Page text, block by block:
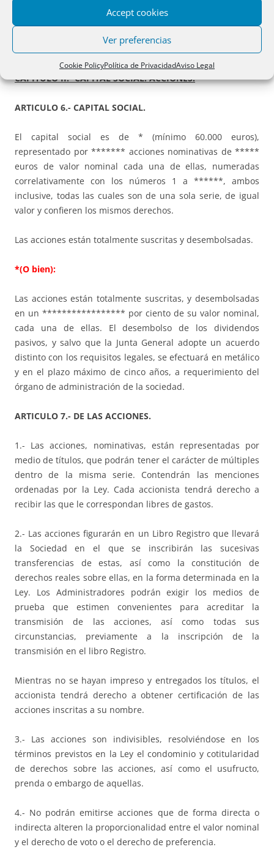
Accept cookies
Ver preferencias
Cookie PolicyPolítica de PrivacidadAviso Legal
CAPÍTULO II.- CAPITAL SOCIAL. ACCIONES.
ARTICULO 6.- CAPITAL SOCIAL.
El capital social es de * (mínimo 60.000 euros),
representado por ******* acciones nominativas de *****
euros de valor nominal cada una de ellas, numeradas
correlativamente con los números 1 a ******, ambos
inclusive, todas las cuales son de una sola serie, de igual
valor y confieren los mismos derechos.
Las acciones están totalmente suscritas y desembolsadas.
*(O bien):
Las acciones están totalmente suscritas, y desembolsadas
en un ***************** por ciento de su valor nominal,
cada una de ellas. El desembolso de los dividendos
pasivos, y salvo que la Junta General adopte un acuerdo
distinto con los requisitos legales, se efectuará en metálico
y en el plazo máximo de cinco años, a requerimiento del
órgano de administración de la sociedad.
ARTICULO 7.- DE LAS ACCIONES.
1.- Las acciones, nominativas, están representadas por
medio de títulos, que podrán tener el carácter de múltiples
dentro de la misma serie. Contendrán las menciones
ordenadas por la Ley. Cada accionista tendrá derecho a
recibir las que le correspondan libres de gastos.
2.- Las acciones figurarán en un Libro Registro que llevará
la Sociedad en el que se inscribirán las sucesivas
transferencias de estas, así como la constitución de
derechos reales sobre ellas, en la forma determinada en la
Ley. Los Administradores podrán exigir los medios de
prueba que estimen convenientes para acreditar la
transmisión de las acciones, así como todas sus
circunstancias, previamente a la inscripción de la
transmisión en el libro Registro.
Mientras no se hayan impreso y entregados los títulos, el
accionista tendrá derecho a obtener certificación de las
acciones inscritas a su nombre.
3.- Las acciones son indivisibles, resolviéndose en los
términos previstos en la Ley el condominio y cotitularidad
de derechos sobre las acciones, así como el usufructo,
prenda o embargo de aquellas.
4.- No podrán emitirse acciones que de forma directa o
indirecta alteren la proporcionalidad entre el valor nominal
y el derecho de voto o el derecho de preferencia.